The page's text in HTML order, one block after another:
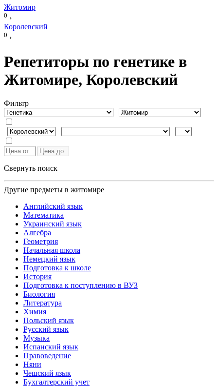
Житомир
0 ›
Королевский
0 ›
Репетиторы по генетике в
Житомире, Королевский
Фильтр
Свернуть поиск
Другие предметы в житомире
Английский язык
Математика
Украинский язык
Алгебра
Геометрия
Начальная школа
Немецкий язык
Подготовка к школе
История
Подготовка к поступлению в ВУЗ
Биология
Литература
Химия
Польский язык
Русский язык
Музыка
Испанский язык
Правоведение
Няни
Чешский язык
Бухгалтерский учет